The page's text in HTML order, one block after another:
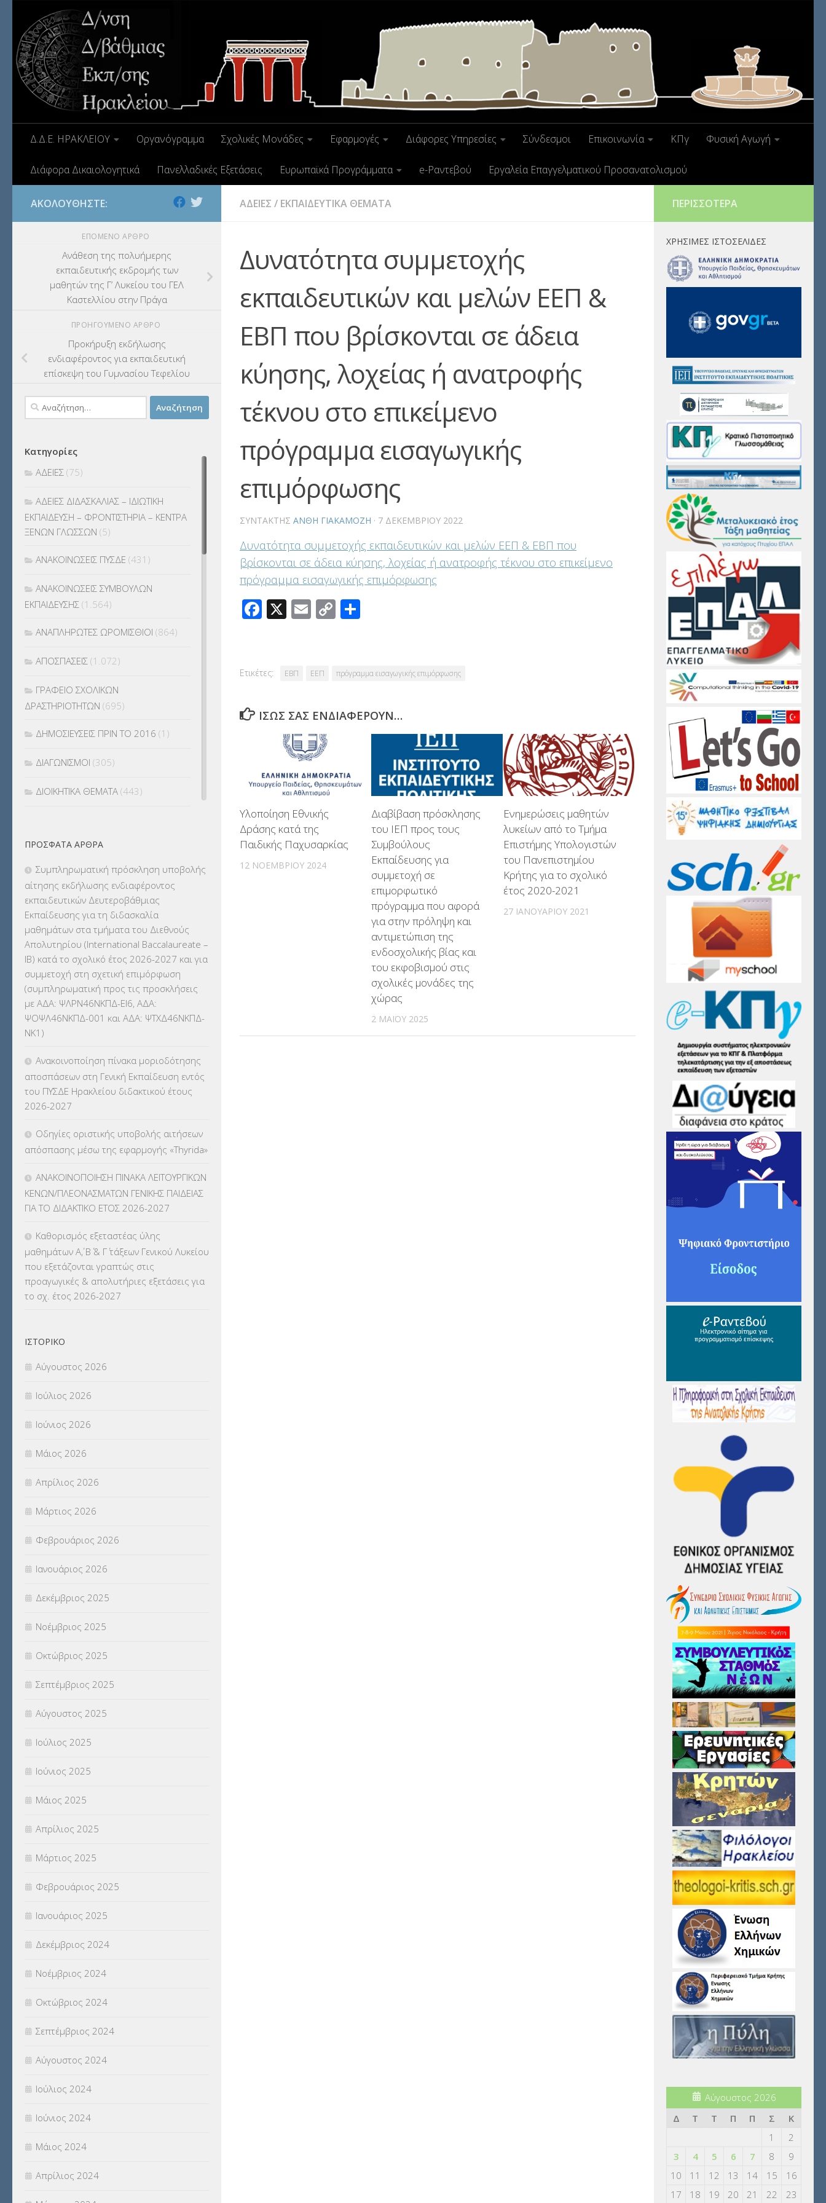
Δ.Δ.Ε. ΗΡΑΚΛΕΙΟΥ Οργανόγραμμα Σχολικές Μονάδες Εφαρμογές Διάφορες Υπηρεσίες Σύνδεσμοι Επικοινωνία ΚΠγ Φυσική Αγωγή
Διάφορα Δικαιολογητικά Πανελλαδικές Εξετάσεις Ευρωπαϊκά Προγράμματα e-Ραντεβού Εργαλεία Επαγγελματικού Προσανατολισμού
ΑΔΕΙΕΣ / ΕΚΠΑΙΔΕΥΤΙΚΑ ΘΕΜΑΤΑ
Δυνατότητα συμμετοχής
εκπαιδευτικών και μελών ΕΕΠ &
ΕΒΠ που βρίσκονται σε άδεια
κύησης, λοχείας ή ανατροφής
τέκνου στο επικείμενο
πρόγραμμα εισαγωγικής
επιμόρφωσης
ΣΥΝΤΆΚΤΗΣ ΑΝΘΗ ΓΙΑΚΑΜΟΖΗ · 7 ΔΕΚΕΜΒΡΊΟΥ 2022
Δυνατότητα συμμετοχής εκπαιδευτικών και μελών ΕΕΠ & ΕΒΠ που
βρίσκονται σε άδεια κύησης, λοχείας ή ανατροφής τέκνου στο επικείμενο
πρόγραμμα εισαγωγικής επιμόρφωσης
Facebook
X Email
Copy
Ετικέτες: ΕΒΠ ΕΕΠ πρόγραμμα εισαγωγικής επιμόρφωσης
ΊΣΩΣ ΣΑΣ ΕΝΔΙΑΦΈΡΟΥΝ…
Υλοποίηση Εθνικής
Δράσης κατά της
Παιδικής Παχυσαρκίας
12 ΝΟΕΜΒΡΊΟΥ 2024
Διαβίβαση πρόσκλησης
του ΙΕΠ προς τους
Συμβούλους
Εκπαίδευσης για
συμμετοχή σε
επιμορφωτικό
πρόγραμμα που αφορά
για στην πρόληψη και
αντιμετώπιση της
ενδοσχολικής βίας και
του εκφοβισμού στις
σχολικές μονάδες της
χώρας
2 ΜΑΪ́ΟΥ 2025
Ενημερώσεις μαθητών
λυκείων από το Τμήμα
Επιστήμης Υπολογιστών
του Πανεπιστημίου
Κρήτης για το σχολικό
έτος 2020-2021
27 ΙΑΝΟΥΑΡΊΟΥ 2021
ΑΚΟΛΟΥΘΉΣΤΕ:
ΕΠΌΜΕΝΟ ΆΡΘΡΟ
Ανάθεση της πολυήμερης
εκπαιδευτικής εκδρομής των
μαθητών της Γ’ Λυκείου του ΓΕΛ
Καστελλίου στην Πράγα
ΠΡΟΗΓΟΎΜΕΝΟ ΆΡΘΡΟ
Προκήρυξη εκδήλωσης
ενδιαφέροντος για εκπαιδευτική
επίσκεψη του Γυμνασίου Τεφελίου
Αναζήτηση
για:
Κατηγορίες
ΑΔΕΙΕΣ (75)
ΑΔΕΙΕΣ ΔΙΔΑΣΚΑΛΙΑΣ – ΙΔΙΩΤΙΚΗ
ΕΚΠΑΙΔΕΥΣΗ – ΦΡΟΝΤΙΣΤΗΡΙΑ – ΚΕΝΤΡΑ
ΞΕΝΩΝ ΓΛΩΣΣΩΝ (5)
ΑΝΑΚΟΙΝΩΣΕΙΣ ΠΥΣΔΕ (431)
ΑΝΑΚΟΙΝΩΣΕΙΣ ΣΥΜΒΟΥΛΩΝ
ΕΚΠΑΙΔΕΥΣΗΣ (1.564)
ΑΝΑΠΛΗΡΩΤΕΣ ΩΡΟΜΙΣΘΙΟΙ (864)
ΑΠΟΣΠΑΣΕΙΣ (1.072)
ΓΡΑΦΕΙΟ ΣΧΟΛΙΚΩΝ
ΔΡΑΣΤΗΡΙΟΤΗΤΩΝ (695)
ΔΗΜΟΣΙΕΥΣΕΙΣ ΠΡΙΝ ΤΟ 2016 (1)
ΔΙΑΓΩΝΙΣΜΟΙ (305)
ΔΙΟΙΚΗΤΙΚΑ ΘΕΜΑΤΑ (443)
ΕΚΔΡΟΜΕΣ(7.354)
ΕΚΠΑΙΔΕΥΤΙΚΑ ΘΕΜΑΤΑ (2.824)
ΕΠΑΛ(366)
ΕΠΙΜΟΡΦΩΣΗ Τ.Π.Ε.(10)
ΕΥΡΩΠΑΪΚΑ ΠΡΟΓΡΑΜΜΑΤΑ(230)
ΚΕΣΥ(60)
ΚΕΣΥΠ(109)
ΓΛΩΣΣΟΜΑΘΕΙΑΣ(135)
ΚΠπ- ΚΡΑΤΙΚΟ ΠΙΣΤΟΠΟΙΗΤΙΚΟ
ΠΛΗΡΟΦΟΡΙΚΗΣ
ΛΟΙΠΑ(309)
ΜΕΤΑΘΕΣΕΙΣ-ΤΟΠΟΘΕΤΗΣΕΙΣ
ΒΕΛΤΙΩΣΕΙΣ(319)
ΜΕΤΑΤΑΞΕΙΣ(87)
ΜΕΤΑΦΟΡΑ ΜΑΘΗΤΩΝ(3)
ΝΟΜΟΘΕΣΙΑ(66)
(18)
ΣΥΝΤΑΞΕΙΣ(12)
ΣΧΟΛΙΚΟΙ ΣΥΜΒΟΥΛΟΙ
ΥΠΕΡΑΡΙΘΜΟΙ(1)
ΥΠΟΤΡΟΦΙΕΣ(28)
ΦΥΣΙΚΗ ΑΓΩΓΗ(692)
Χωρίς κατηγορία
ΠΡΌΣΦΑΤΑ ΆΡΘΡΑ
Συμπληρωματική πρόσκληση υποβολής
αίτησης εκδήλωσης ενδιαφέροντος
εκπαιδευτικών Δευτεροβάθμιας
Εκπαίδευσης για τη διδασκαλία
μαθημάτων στα τμήματα του Διεθνούς
Απολυτηρίου (International Baccalaureate –
IB) κατά το σχολικό έτος 2026-2027 και για
συμμετοχή στη σχετική επιμόρφωση
(συμπληρωματική προς τις προσκλήσεις
με ΑΔΑ: ΨΛΡΝ46ΝΚΠΔ-ΕΙ6, ΑΔΑ:
ΨΟΨΛ46ΝΚΠΔ-001 και ΑΔΑ: ΨΤΧΔ46ΝΚΠΔ-
ΝΚ1)
Ανακοινοποίηση πίνακα μοριοδότησης
αποσπάσεων στη Γενική Εκπαίδευση εντός
του ΠΥΣΔΕ Ηρακλείου διδακτικού έτους
2026-2027
Οδηγίες οριστικής υποβολής αιτήσεων
απόσπασης μέσω της εφαρμογής «Thyrida»
ΑΝΑΚΟΙΝΟΠΟΙΗΣΗ ΠΙΝΑΚΑ ΛΕΙΤΟΥΡΓΙΚΩΝ
ΚΕΝΩΝ/ΠΛΕΟΝΑΣΜΑΤΩΝ ΓΕΝΙΚΗΣ ΠΑΙΔΕΙΑΣ
ΓΙΑ ΤΟ ΔΙΔΑΚΤΙΚΟ ΕΤΟΣ 2026-2027
Καθορισμός εξεταστέας ύλης
μαθημάτων Α΄, Β΄ & Γ΄ τάξεων Γενικού Λυκείου
που εξετάζονται γραπτώς στις
προαγωγικές & απολυτήριες εξετάσεις για
το σχ. έτος 2026-2027
ΙΣΤΟΡΙΚΌ
Αύγουστος 2026
Ιούλιος 2026
Ιούνιος 2026
Μάιος 2026
Απρίλιος 2026
Μάρτιος 2026
Φεβρουάριος 2026
Ιανουάριος 2026
Δεκέμβριος 2025
Νοέμβριος 2025
Οκτώβριος 2025
Σεπτέμβριος 2025
Αύγουστος 2025
Ιούλιος 2025
Ιούνιος 2025
Μάιος 2025
Απρίλιος 2025
Μάρτιος 2025
Φεβρουάριος 2025
Ιανουάριος 2025
Δεκέμβριος 2024
Νοέμβριος 2024
Οκτώβριος 2024
Σεπτέμβριος 2024
Αύγουστος 2024
Ιούλιος 2024
Ιούνιος 2024
Μάιος 2024
Απρίλιος 2024
ΠΕΡΙΣΣΌΤΕΡΑ
ΧΡΉΣΙΜΕΣ ΙΣΤΟΣΕΛΊΔΕΣ
Αύγουστος 2026
Δ
Τ Τ Π Π Σ
Κ
1
2
3
4 5 6 7 8
9
10
11 12 13 14 15
16
17
18 19 20 21 22 23